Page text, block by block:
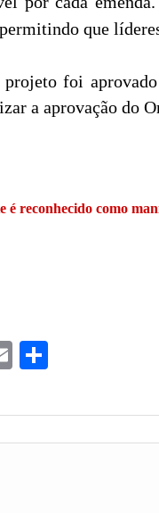
que
foi
a aprovação do
é reconhecido como
Email